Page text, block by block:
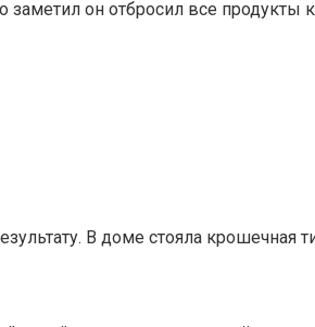
он отбросил все продукты
В доме стояла крошечная